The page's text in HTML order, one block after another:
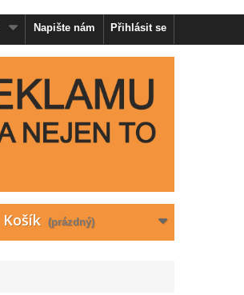
Přihlásit se
Napište nám
Košík (prázdný)